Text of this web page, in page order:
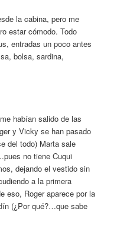
la cabina, pero me
estar cómodo. Todo
entradas un poco antes
bolsa, sardina,
habían salido de las
y Vicky se han pasado
del todo) Marta sale
no tiene Cuqui
dejando el vestido sin
a la primera
eso, Roger aparece por la
(¿Por qué?…que sabe